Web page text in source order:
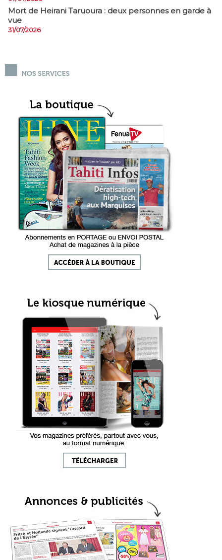
Mort de Heirani Taruoura : deux personnes en garde à
vue
31/07/2026